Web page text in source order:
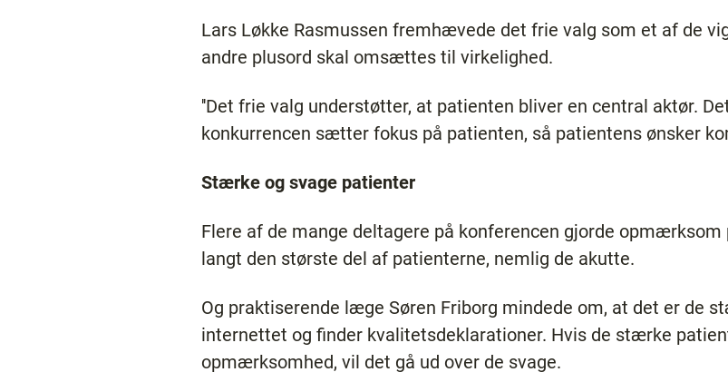
Lars Løkke Rasmussen fremhævede det frie valg som et af de
andre plusord skal omsættes til virkelighed.
''Det frie valg understøtter, at patienten bliver en central aktør.
konkurrencen sætter fokus på patienten, så patientens ønsker
Stærke og svage patienter
Flere af de mange deltagere på konferencen gjorde
langt den største del af patienterne, nemlig de akutte.
Og praktiserende læge Søren Friborg mindede om, at det er de
internettet og finder kvalitetsdeklarationer. Hvis de stærke
opmærksomhed, vil det gå ud over de svage.